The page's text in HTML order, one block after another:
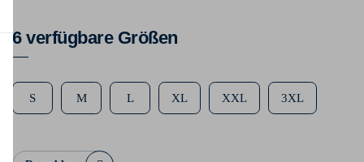
6 verfügbare Größen
S M L XL XXL 3XL